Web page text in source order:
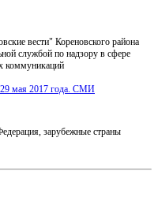
вести" Кореновского района
службой по надзору в сфере
коммуникаций
мая 2017 года. СМИ
зарубежные страны